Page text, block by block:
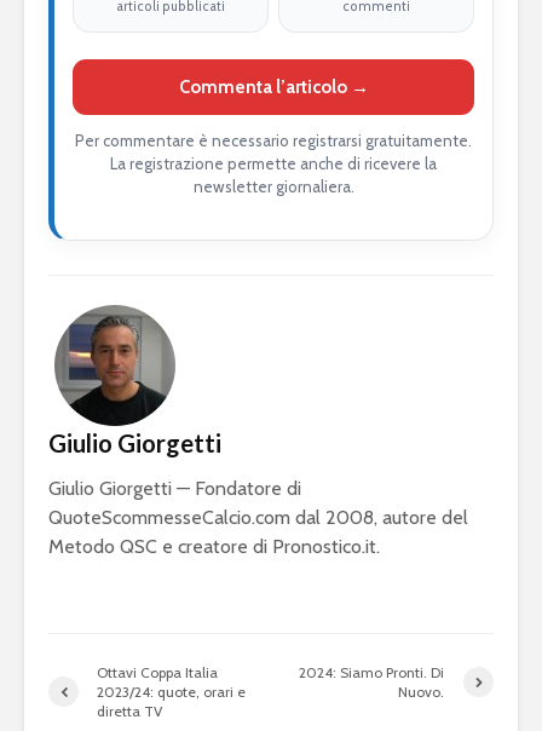
articoli pubblicati commenti
Commenta l’articolo →
Per commentare è necessario registrarsi gratuitamente.
La registrazione permette anche di ricevere la
newsletter giornaliera.
Giulio Giorgetti
Giulio Giorgetti — Fondatore di
QuoteScommesseCalcio.com dal 2008, autore del
Metodo QSC e creatore di Pronostico.it.
Ottavi Coppa Italia
2023/24: quote, orari e
diretta TV
2024: Siamo Pronti. Di
Nuovo.